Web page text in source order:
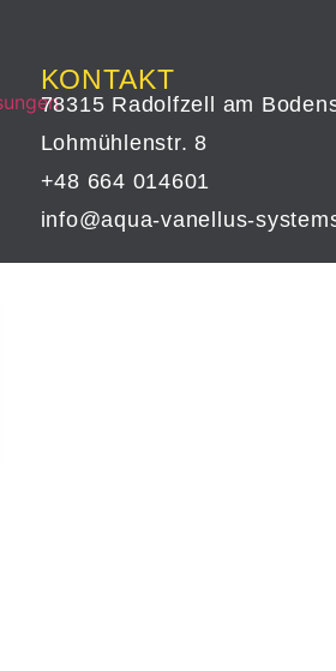
KONTAKT
78315 Radolfzell am
Lohmühlenstr. 8
+48 664 014601
info@aqua-vanellus-